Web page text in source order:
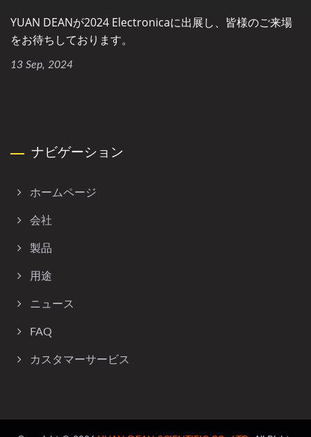
YUAN DEANが2024 Electronicaに出展し、皆様のご来場
をお待ちしております。
13 Sep, 2024
ナビゲーション
ホームページ
会社
製品
用途
ニュース
FAQ
カスタマーサービス